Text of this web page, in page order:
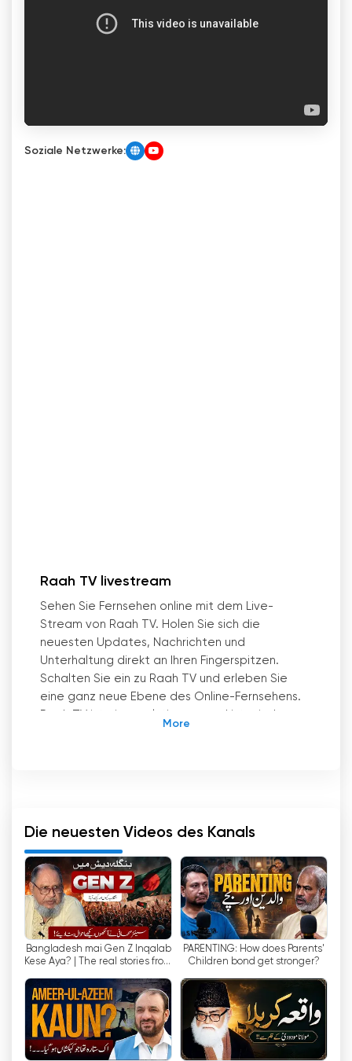
Soziale Netzwerke:
Raah TV livestream
Sehen Sie Fernsehen online mit dem Live-
Stream von Raah TV. Holen Sie sich die
neuesten Updates, Nachrichten und
Unterhaltung direkt an Ihren Fingerspitzen.
Schalten Sie ein zu Raah TV und erleben Sie
eine ganz neue Ebene des Online-Fernsehens.
sendungen zuzugreifen. Dieser innovative
Einstellung seiner Zuschauer fördern.
Als Pakistans führender und größter
Infotainment-Web-Kanal verpflichtet sich Raah
TV, rund um die Uhr aktuelle und qualitativ
hochwertige Inhalte anzubieten. Mit seinen
24/7-Updates können sich die Zuschauer über
die neuesten Nachrichten, Unterhaltung und
aktuelle Ereignisse aus islamischer und
nationaler Sicht informieren.
Eines der wichtigsten Merkmale von Raah TV ist,
Die neuesten Videos des Kanals
Bangladesh mai Gen Z Inqalab
Kese Aya? | The real stories from
PARENTING: How does Parents'
Children bond get stronger?